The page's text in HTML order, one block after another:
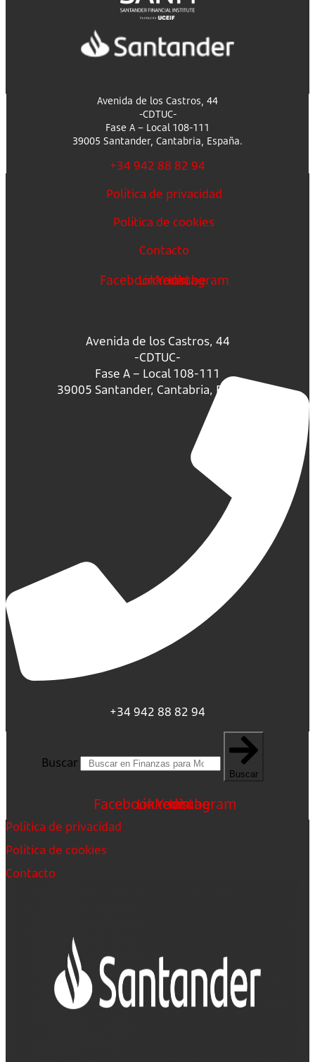
Avenida de los Castros, 44
-CDTUC-
Fase A – Local 108-111
39005 Santander, Cantabria, España.
+34 942 88 82 94
Política de privacidad
Política de cookies
Contacto
FacebookLinkedin
Youtube
Instagram
Avenida de los Castros, 44
-CDTUC-
Fase A – Local 108-111
39005 Santander, Cantabria, España.
+34 942 88 82 94
Buscar
Buscar
FacebookLinkedin
Youtube
Instagram
Política de privacidad
Política de cookies
Contacto